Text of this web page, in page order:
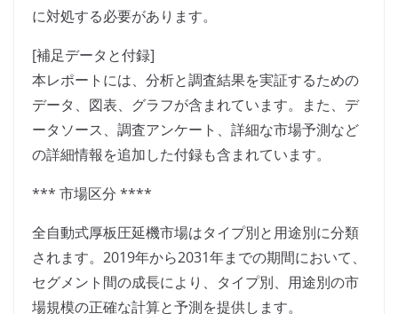
に対処する必要があります。
[補足データと付録]
本レポートには、分析と調査結果を実証するための
データ、図表、グラフが含まれています。また、デ
ータソース、調査アンケート、詳細な市場予測など
の詳細情報を追加した付録も含まれています。
*** 市場区分 ****
全自動式厚板圧延機市場はタイプ別と用途別に分類
されます。2019年から2031年までの期間において、
セグメント間の成長により、タイプ別、用途別の市
場規模の正確な計算と予測を提供します。